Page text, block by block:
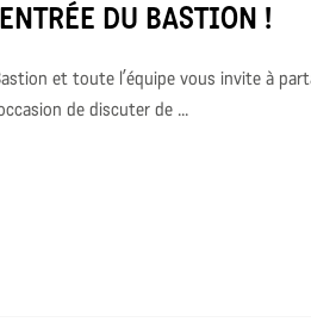
DU BASTION !
et toute l’équipe vous invite à
de discuter de ...